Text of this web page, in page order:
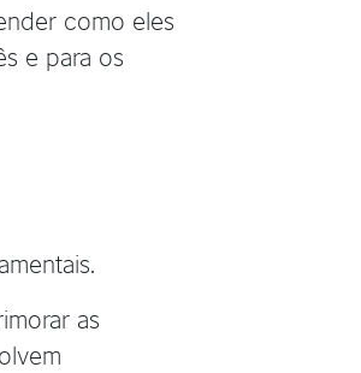
como eles
e para os
as